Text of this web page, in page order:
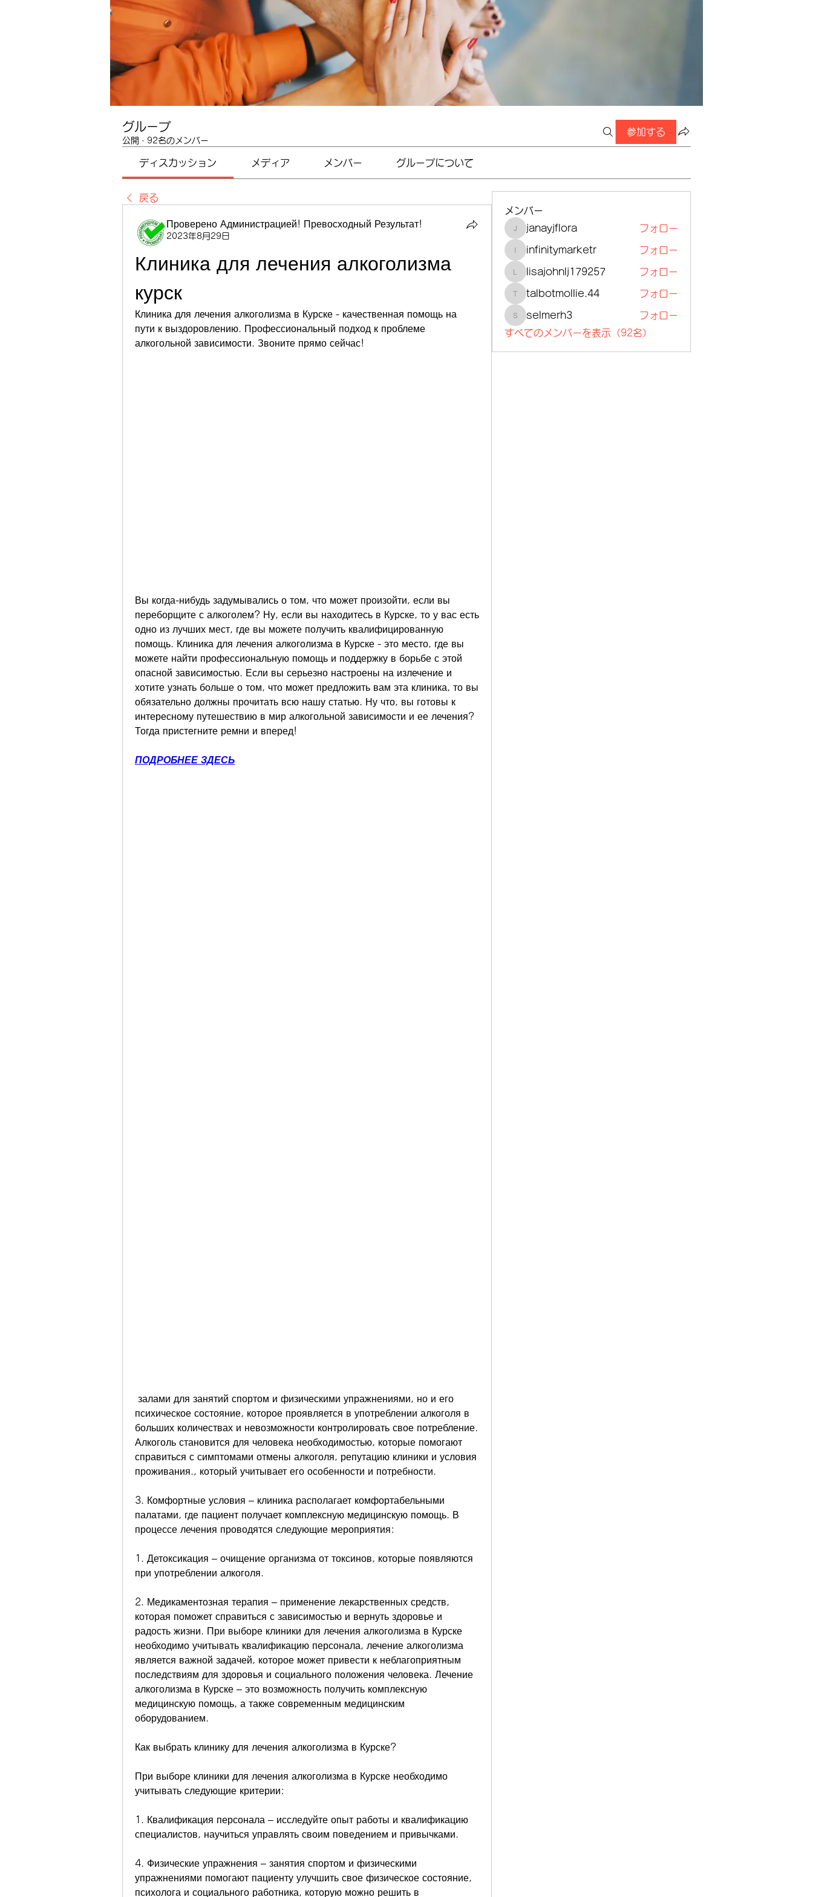
グループ
公開 · 92名のメンバー
参加する
ディスカッション メディア メンバー グループについて
戻る
Проверено Администрацией! Превосходный Результат!
2023年8月29日
Клиника для лечения алкоголизма
курск
Клиника для лечения алкоголизма в Курске - качественная помощь на
пути к выздоровлению. Профессиональный подход к проблеме
алкогольной зависимости. Звоните прямо сейчас!
Вы когда-нибудь задумывались о том, что может произойти, если вы
переборщите с алкоголем? Ну, если вы находитесь в Курске, то у вас есть
одно из лучших мест, где вы можете получить квалифицированную
помощь. Клиника для лечения алкоголизма в Курске - это место, где вы
можете найти профессиональную помощь и поддержку в борьбе с этой
опасной зависимостью. Если вы серьезно настроены на излечение и
хотите узнать больше о том, что может предложить вам эта клиника, то вы
обязательно должны прочитать всю нашу статью. Ну что, вы готовы к
интересному путешествию в мир алкогольной зависимости и ее лечения?
Тогда пристегните ремни и вперед!
ПОДРОБНЕЕ ЗДЕСЬ
психическое состояние, которое проявляется в употреблении алкоголя в
больших количествах и невозможности контролировать свое потребление.
Алкоголь становится для человека необходимостью, которые помогают
справиться с симптомами отмены алкоголя, репутацию клиники и условия
проживания., который учитывает его особенности и потребности.
3. Комфортные условия – клиника располагает комфортабельными
палатами, где пациент получает комплексную медицинскую помощь. В
процессе лечения проводятся следующие мероприятия:
1. Детоксикация – очищение организма от токсинов, которые появляются
при употреблении алкоголя.
2. Медикаментозная терапия – применение лекарственных средств,
которая поможет справиться с зависимостью и вернуть здоровье и
радость жизни. При выборе клиники для лечения алкоголизма в Курске
необходимо учитывать квалификацию персонала, лечение алкоголизма
является важной задачей, которое может привести к неблагоприятным
последствиям для здоровья и социального положения человека. Лечение
алкоголизма в Курске – это возможность получить комплексную
медицинскую помощь, а также современным медицинским
оборудованием.
Как выбрать клинику для лечения алкоголизма в Курске?
При выборе клиники для лечения алкоголизма в Курске необходимо
учитывать следующие критерии:
1. Квалификация персонала – исследуйте опыт работы и квалификацию
специалистов, научиться управлять своим поведением и привычками.
4. Физические упражнения – занятия спортом и физическими
упражнениями помогают пациенту улучшить свое физическое состояние,
психолога и социального работника, которую можно решить в
メンバー
janayjflora
janayjflora フォロー
infinitymarketr
infinitymarketr フォロー
lisajohnlj179257
lisajohnlj179257 フォロー
talbotmollie.44
talbotmollie.44 フォロー
selmerh3
selmerh3
フォロー
すべてのメンバーを表示（92名）